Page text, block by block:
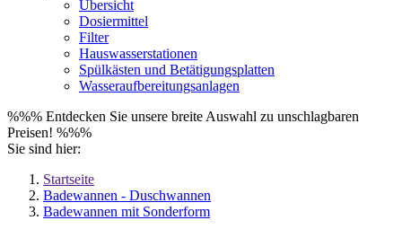
Übersicht
Dosiermittel
Filter
Hauswasserstationen
Spülkästen und Betätigungsplatten
Wasseraufbereitungsanlagen
%%% Entdecken Sie unsere breite Auswahl zu unschlagbaren
Preisen! %%%
Sie sind hier:
Startseite
Badewannen - Duschwannen
Badewannen mit Sonderform